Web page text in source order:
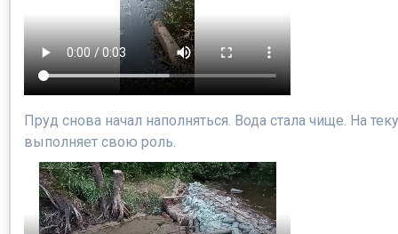
Пруд снова начал наполняться. Вода стала чище. На
выполняет свою роль.